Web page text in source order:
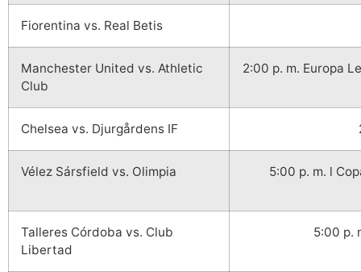
Fiorentina vs. Real Betis
Manchester United vs. Athletic
Club
2:00 p. m. Europa
Chelsea vs. Djurgårdens IF
Vélez Sársfield vs. Olimpia 5:00 p. m. l
Talleres Córdoba vs. Club
Libertad
5:00 p.